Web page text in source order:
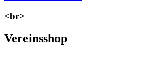
<br>
Vereinsshop